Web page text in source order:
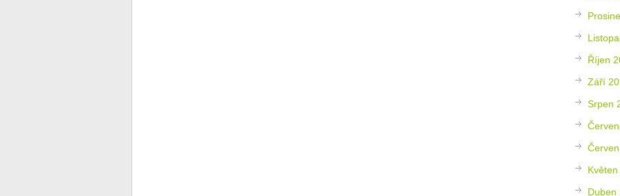
Říjen
Září
Srpen
Duben